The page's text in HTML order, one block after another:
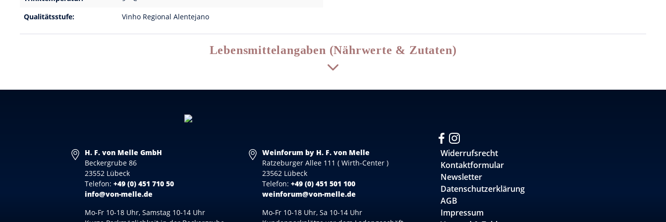
Qualitätsstufe:
Vinho Regional Alentejano
Lebensmittelangaben (Nährwerte & Zutaten)
H. F. von Melle GmbH
Beckergrube 86
23552 Lübeck
Telefon:+49 (0) 451 710 50
info@von-melle.de
Mo-Fr 10-18 Uhr, Samstag 10-14 Uhr
Weinforum by H. F. von Melle
Ratzeburger Allee 111 ( Wirth-Center )
23562 Lübeck
Telefon: +49 (0) 451 501 100
weinforum@von-melle.de
Mo-Fr 10-18 Uhr, Sa 10-14 Uhr
Widerrufsrecht
Kontaktformular
Newsletter
Datenschutzerklärung
AGB
Impressum